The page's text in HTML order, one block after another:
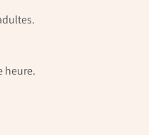
heure.